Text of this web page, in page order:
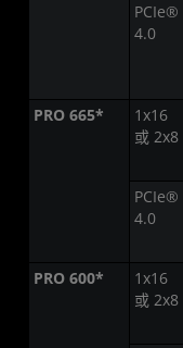
PCIe®
4.0
PRO 665*
1x16
或 2x8
PCIe®
4.0
PRO 600*
1x16
或 2x8